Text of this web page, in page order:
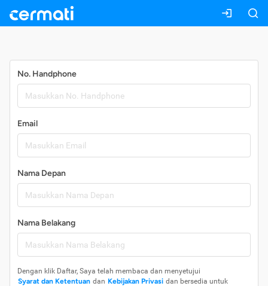
No. Handphone
Email
Nama Depan
Nama Belakang
Dengan klik Daftar, Saya telah membaca dan menyetujui
Syarat dan Ketentuan dan Kebijakan Privasi dan bersedia untuk